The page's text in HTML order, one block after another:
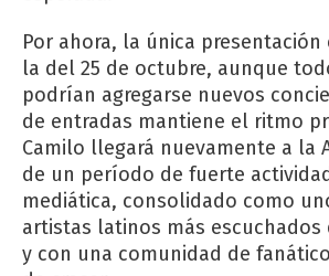
Por ahora, la única presentación
la del 25 de octubre, aunque
podrían agregarse nuevos
de entradas mantiene el ritmo
Camilo llegará nuevamente a la
de un período de fuerte
mediática, consolidado como
artistas latinos más
y con una comunidad de